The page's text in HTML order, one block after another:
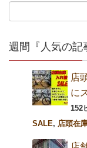
週間『人気の記
店
に
152
SALE, 店頭在